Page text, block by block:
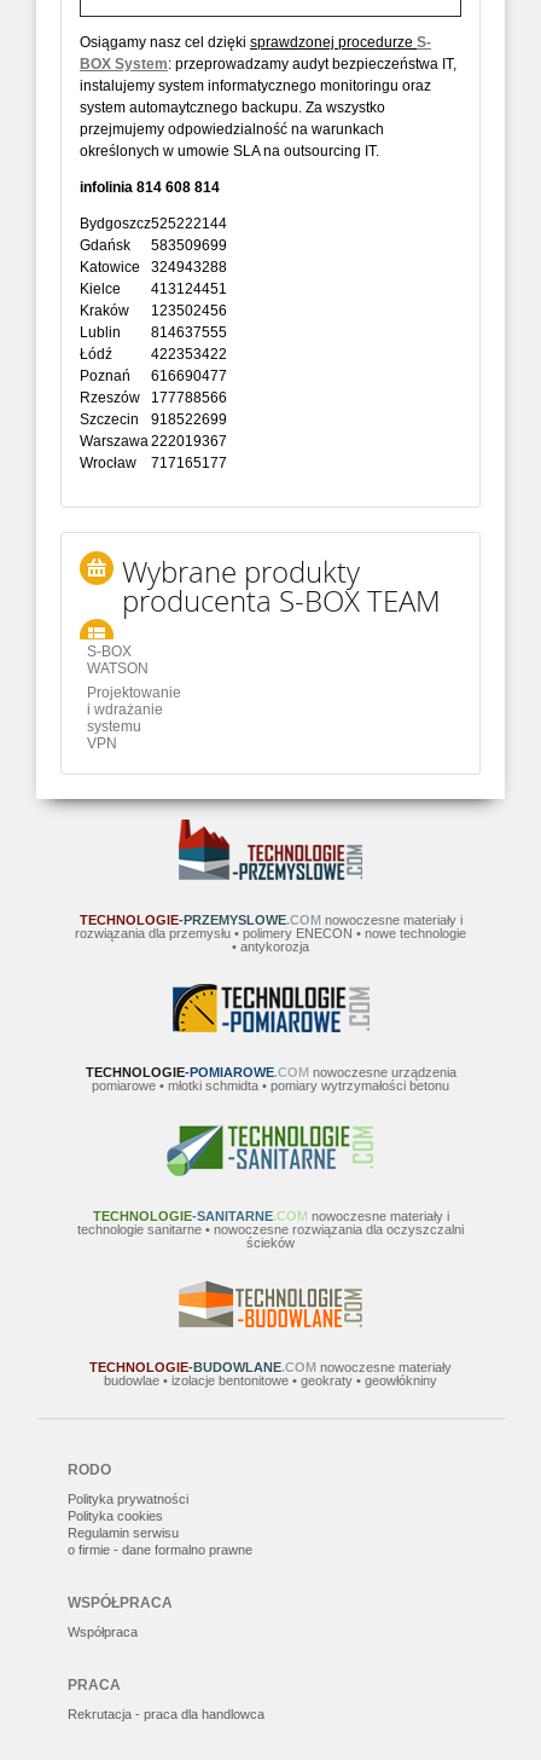
Osiągamy nasz cel dzięki sprawdzonej procedurze S-
BOX System: przeprowadzamy audyt bezpieczeństwa IT,
instalujemy system informatycznego monitoringu oraz
system automaytcznego backupu. Za wszystko
przejmujemy odpowiedzialność na warunkach
określonych w umowie SLA na outsourcing IT.
infolinia 814 608 814
Bydgoszcz
Gdańsk
Katowice
Kielce
Kraków
Lublin
Łódź
Poznań
Rzeszów
Szczecin
Warszawa
Wrocław
525222144
583509699
324943288
413124451
123502456
814637555
422353422
616690477
177788566
918522699
222019367
717165177
Wybrane produkty
producenta S-BOX TEAM
S-BOX
WATSON
Projektowanie
i wdrażanie
systemu
VPN
TECHNOLOGIE-PRZEMYSLOWE.COMnowoczesne materiały i
rozwiązania dla przemysłu • polimery ENECON • nowe technologie
• antykorozja
TECHNOLOGIE-POMIAROWE.COMnowoczesne urządzenia
pomiarowe • młotki schmidta • pomiary wytrzymałości betonu
TECHNOLOGIE-SANITARNE.COMnowoczesne materiały i
technologie sanitarne • nowoczesne rozwiązania dla oczyszczalni
ścieków
TECHNOLOGIE-BUDOWLANE.COM nowoczesne materiały
budowlae • izolacje bentonitowe • geokraty • geowłókniny
RODO
Polityka prywatności
Polityka cookies
Regulamin serwisu
o firmie - dane formalno prawne
WSPÓŁPRACA
Współpraca
PRACA
Rekrutacja - praca dla handlowca